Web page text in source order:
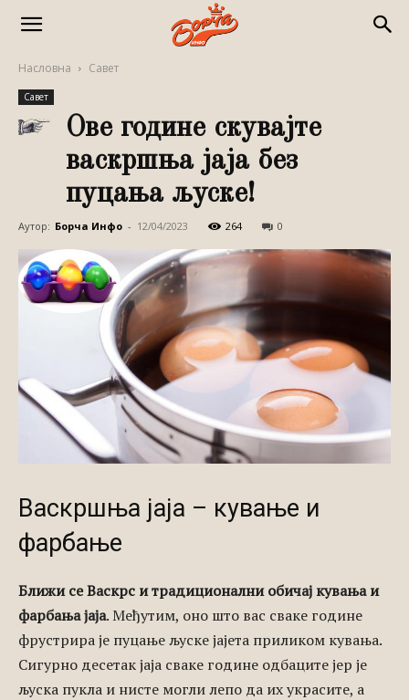
Насловна Савет
Савет
Ове године скувајте
васкршња јаја без
пуцања љуске!
Аутор: Борча Инфо - 12/04/2023 264 0
Васкршња јаја – кување и
фарбање
Ближи се Васкрс и традиционални обичај кувања и
фарбања јаја. Међутим, оно што вас сваке године
фрустрира је пуцање љуске јајета приликом кувања.
Сигурно десетак јаја сваке године одбаците јер је
љуска пукла и нисте могли лепо да их украсите, а